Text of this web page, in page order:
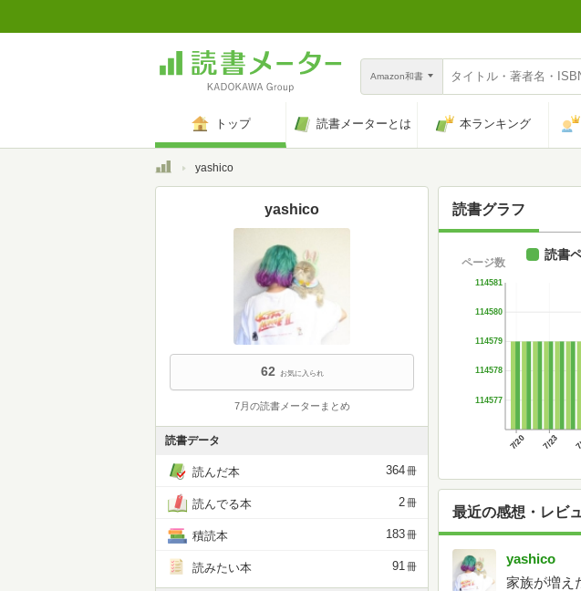
Amazon和書
トップ 読書メーターとは 本ランキング
トップyashico
読書グラフ
7/20 7/23
114577
114578
114579
114580
114581
ページ数
読書
最近の感想・レビ
yashico
家族が増え
yashico
62 お気に入られ
7月の読書メーターまとめ
読書データ
読んだ本 364冊
読んでる本 2冊
積読本 183冊
読みたい本 91冊